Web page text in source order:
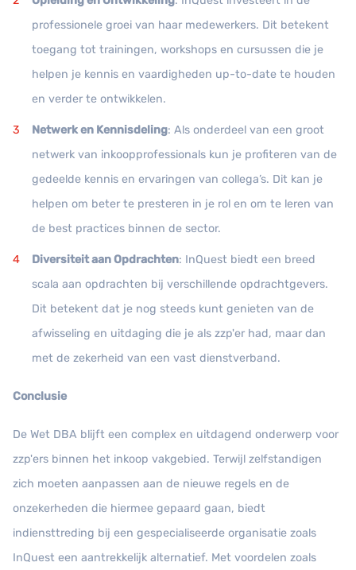
professionele groei van haar medewerkers. Dit betekent
toegang tot trainingen, workshops en cursussen die je
helpen je kennis en vaardigheden up-to-date te houden
en verder te ontwikkelen.
Netwerk en Kennisdeling: Als onderdeel van een groot
netwerk van inkoopprofessionals kun je profiteren van de
gedeelde kennis en ervaringen van collega’s. Dit kan je
helpen om beter te presteren in je rol en om te leren van
de best practices binnen de sector.
Diversiteit aan Opdrachten: InQuest biedt een breed
scala aan opdrachten bij verschillende opdrachtgevers.
Dit betekent dat je nog steeds kunt genieten van de
afwisseling en uitdaging die je als zzp'er had, maar dan
met de zekerheid van een vast dienstverband.
Conclusie
De Wet DBA blijft een complex en uitdagend onderwerp voor
zzp'ers binnen het inkoop vakgebied. Terwijl zelfstandigen
zich moeten aanpassen aan de nieuwe regels en de
onzekerheden die hiermee gepaard gaan, biedt
indiensttreding bij een gespecialiseerde organisatie zoals
InQuest een aantrekkelijk alternatief. Met voordelen zoals